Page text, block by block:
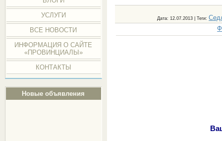
УСЛУГИ
ВСЕ НОВОСТИ
ИНФОРМАЦИЯ О САЙТЕ
«ПРОВИНЦИАЛЫ»
КОНТАКТЫ
Новые объявления
Дата: 12.07.2013 |Теги: